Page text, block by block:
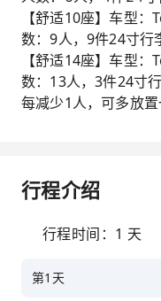
【舒适10座】车型
数：9人，9件24寸行
【舒适14座】车型
数：13人，3件24寸
每减少1人，可多放
行程介绍
行程时间：1 天
第1天